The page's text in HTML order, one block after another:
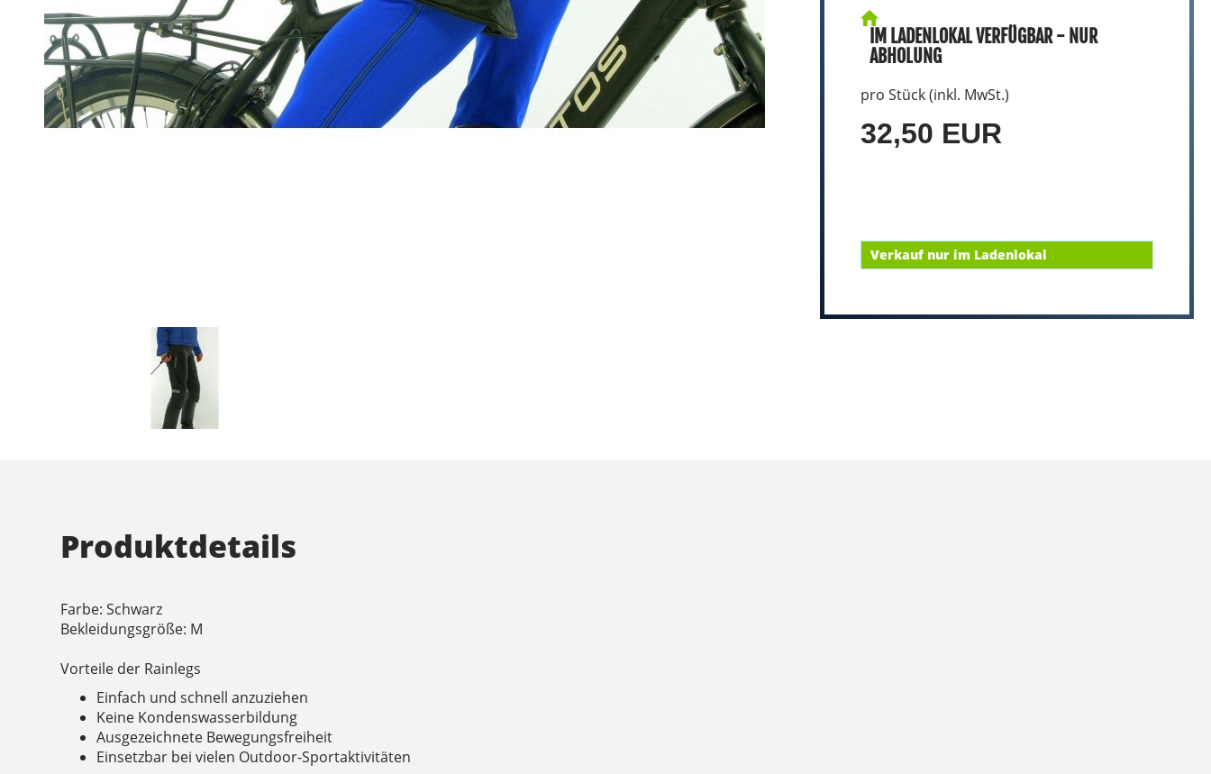
IM LADENLOKAL VERFÜGBAR - NUR
ABHOLUNG
pro Stück (inkl. MwSt.)
32,50 EUR
Verkauf nur im Ladenlokal
Produktdetails
Farbe: Schwarz
Bekleidungsgröße: M
Vorteile der Rainlegs
Einfach und schnell anzuziehen
Keine Kondenswasserbildung
Ausgezeichnete Bewegungsfreiheit
Einsetzbar bei vielen Outdoor-Sportaktivitäten